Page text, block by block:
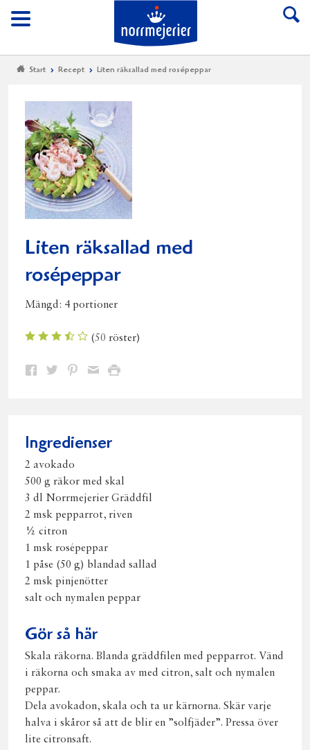
Meny
Till Norrmejerier
Start Recept Liten räksallad med rosépeppar
Liten räksallad med
rosépeppar
Mängd: 4 portioner
(50 röster)
Dela Dela Dela DelaSkriv
Ingredienser
2 avokado
500 g räkor med skal
3 dl Norrmejerier Gräddfil
2 msk pepparrot, riven
½ citron
1 msk rosépeppar
1 påse (50 g) blandad sallad
2 msk pinjenötter
salt och nymalen peppar
Gör så här
Skala räkorna. Blanda gräddfilen med pepparrot. Vänd
i räkorna och smaka av med citron, salt och nymalen
peppar.
Dela avokadon, skala och ta ur kärnorna. Skär varje
halva i skåror så att de blir en ”solfjäder”. Pressa över
lite citronsaft.